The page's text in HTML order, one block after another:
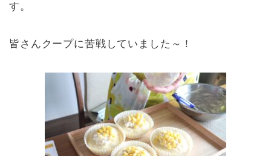
す。
皆さんクープに苦戦していました～！